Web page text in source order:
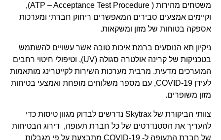
משטחים מהירות ( ATP – Acceptance Test Procedure​),
וקיימים אמצעים סבירים המאפשרים ריחוק חברתי ומערכות
אספקה ​​בטוחות של מזון ומשקאות.
ניקיון תא הנוסעים ברמת איכות טובה אשר עשויים להשתמש
בטכניקות של קרינה אולטרה סגולה (UV), וטיפולי חיטוי רחבים
המוערכים מדעית. מרבית מערכות השירות לקייטרינג מותאמות
לעידן COVID-19, עם מספר משלוחים מופחת ואמצעי בטיחות
מזון משופרים.
צוותי הביקורת של Skytrax נדרשים לבדוק מגוון טיסות כדי
להעריך את הסטנדרטים של כל חברת תעופה, דירוג הבטיחות
של חברת התעופה ל- COVID-19 מתבצעת על פי מגבלות